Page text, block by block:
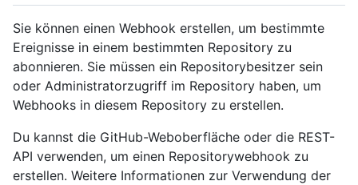
Sie können einen Webhook erstellen, um bestimmte
Ereignisse in einem bestimmten Repository zu
abonnieren. Sie müssen ein Repositorybesitzer sein
oder Administratorzugriff im Repository haben, um
Webhooks in diesem Repository zu erstellen.
Du kannst die GitHub-Weboberfläche oder die REST-
API verwenden, um einen Repositorywebhook zu
erstellen. Weitere Informationen zur Verwendung der